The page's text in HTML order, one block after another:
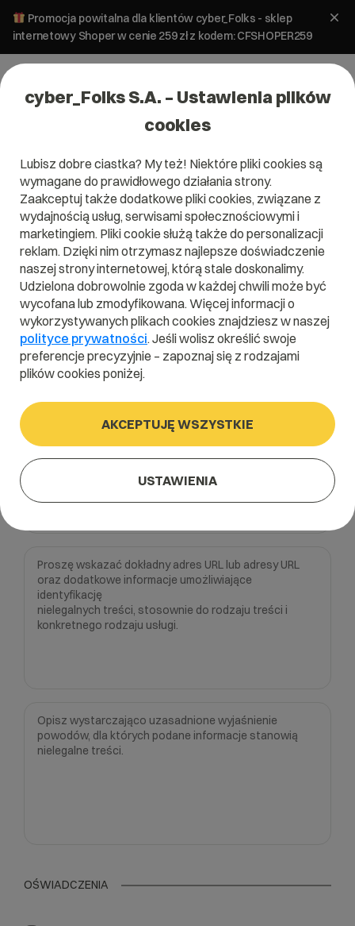
Promocja powitalna dla klientów cyber_Folks - sklep
internetowy Shoper w cenie 259 zł z kodem: CFSHOPER259
Formularz zgłoszenia treści
niezgodnych z przepisami prawa
Poniższy formularz pozwala dokonać uzasadnionego
zgłoszenia Dostawcy hostingu, cyber_Folks S.A. treści
niezgodnych z przepisami prawa, jakie mogą wystąpić w
ramach usług hostingowych, świadczonych przez
Dostawcę na rzecz swoich Klientów. Co do zasady to
Klienci odpowiadają za treści, jakie publikują na swoich
stronach internetowych oraz za to, w jaki sposób
wykorzystują usługi hostingowe świadczone przez
Dostawcę, jednak przepisyAktu o usługach cyfrowych*
umożliwiają dowolnej osobie zgłosić uzasadnione,
nielegalne treści. Aby tego dokonać należy w sposób
zakresie:
OŚWIADCZENIA
cyber_Folks S.A. – Ustawienia plików
cookies
Lubisz dobre ciastka? My też! Niektóre pliki cookies są
wymagane do prawidłowego działania strony.
Zaakceptuj także dodatkowe pliki cookies, związane z
wydajnością usług, serwisami społecznościowymi i
marketingiem. Pliki cookie służą także do personalizacji
reklam. Dzięki nim otrzymasz najlepsze doświadczenie
naszej strony internetowej, którą stale doskonalimy.
Udzielona dobrowolnie zgoda w każdej chwili może być
wycofana lub zmodyfikowana. Więcej informacji o
wykorzystywanych plikach cookies znajdziesz w naszej
polityce prywatności. Jeśli wolisz określić swoje
preferencje precyzyjnie – zapoznaj się z rodzajami
plików cookies poniżej.
AKCEPTUJĘ WSZYSTKIE
USTAWIENIA